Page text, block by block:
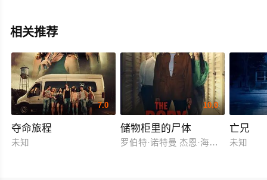
相关推荐
7.0
夺命旅程
未知
10.0
储物柜里的尸体
罗伯特·诺特曼 杰恩·海特迈尔
亡兄
未知